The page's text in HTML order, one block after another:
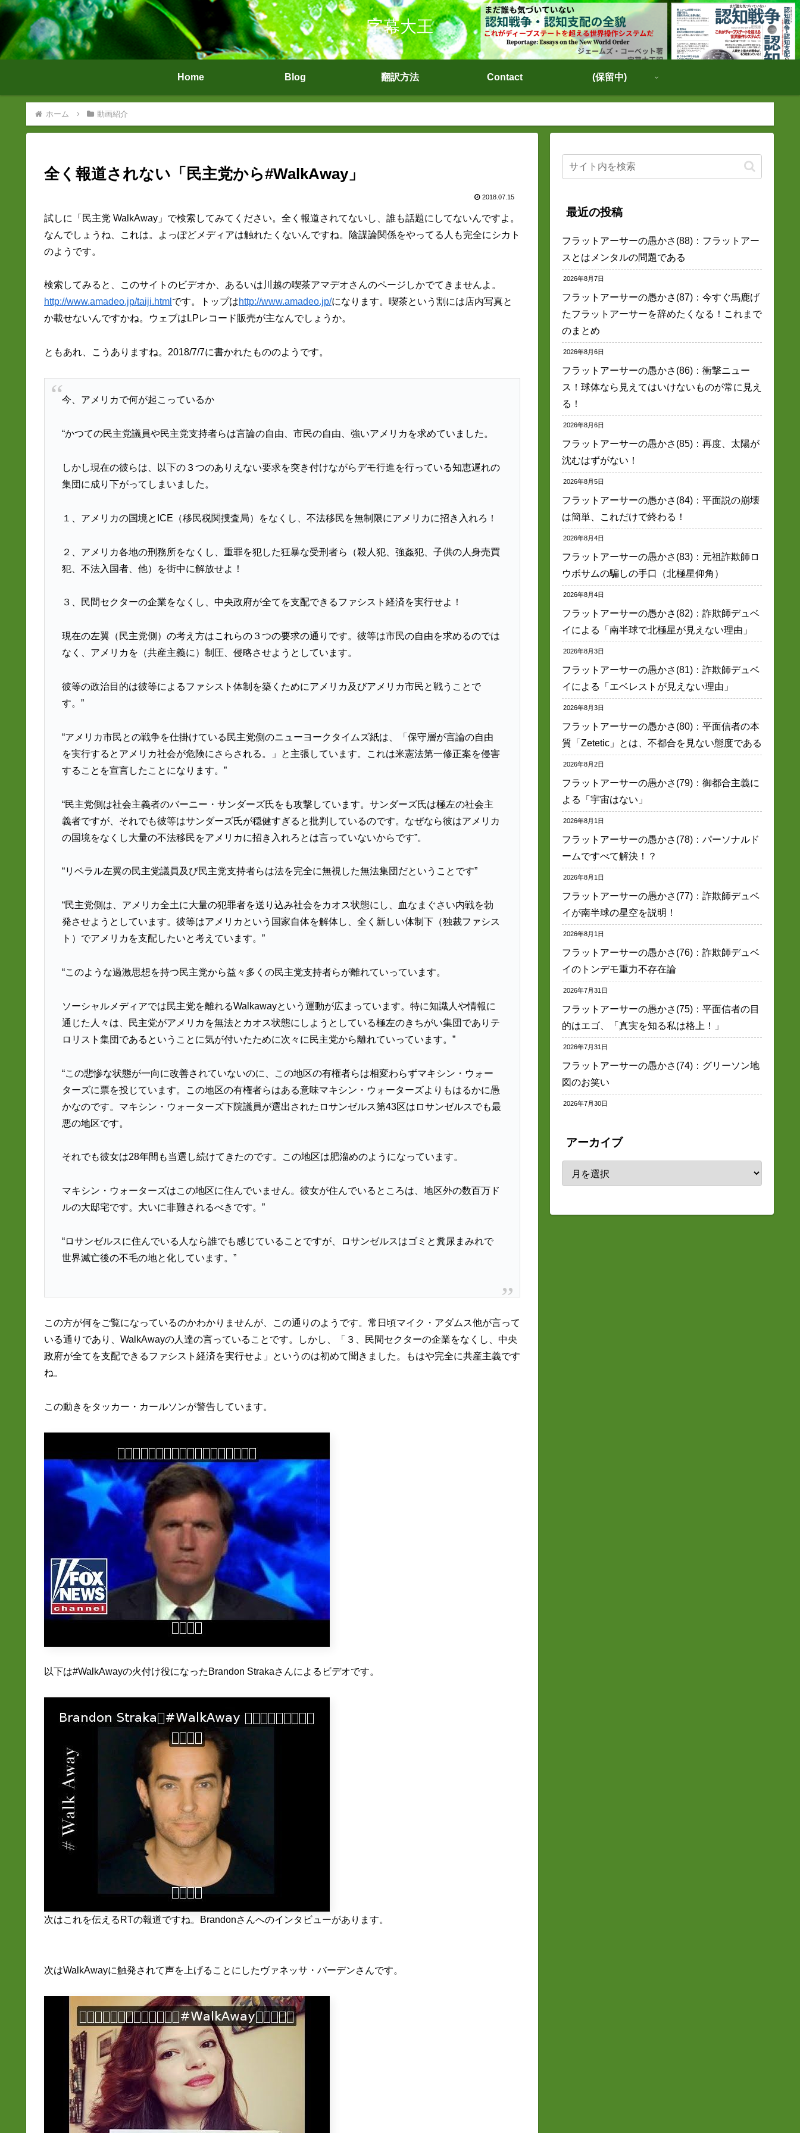
字幕大王
Home Blog 翻訳方法 Contact (保留中)
ホーム 動画紹介
全く報道されない「民主党から#WalkAway」
2018.07.15
試しに「民主党 WalkAway」で検索してみてください。全く報道されてないし、誰も話題にしてないんですよ。
なんでしょうね、これは。よっぽどメディアは触れたくないんですね。陰謀論関係をやってる人も完全にシカト
のようです。
検索してみると、このサイトのビデオか、あるいは川越の喫茶アマデオさんのページしかでてきませんよ。
http://www.amadeo.jp/taiji.html です。トップはhttp://www.amadeo.jp/になります。喫茶という割には店内写真と
か載せないんですかね。ウェブはLPレコード販売が主なんでしょうか。
ともあれ、こうありますね。2018/7/7に書かれたもののようです。
今、アメリカで何が起こっているか
“かつての民主党議員や民主党支持者らは言論の自由、市民の自由、強いアメリカを求めていました。
しかし現在の彼らは、以下の３つのありえない要求を突き付けながらデモ行進を行っている知恵遅れの
集団に成り下がってしまいました。
１、アメリカの国境とICE（移民税関捜査局）をなくし、不法移民を無制限にアメリカに招き入れろ！
２、アメリカ各地の刑務所をなくし、重罪を犯した狂暴な受刑者ら（殺人犯、強姦犯、子供の人身売買
犯、不法入国者、他）を街中に解放せよ！
３、民間セクターの企業をなくし、中央政府が全てを支配できるファシスト経済を実行せよ！
現在の左翼（民主党側）の考え方はこれらの３つの要求の通りです。彼等は市民の自由を求めるのでは
なく、アメリカを（共産主義に）制圧、侵略させようとしています。
彼等の政治目的は彼等によるファシスト体制を築くためにアメリカ及びアメリカ市民と戦うことで
す。”
“アメリカ市民との戦争を仕掛けている民主党側のニューヨークタイムズ紙は、「保守層が言論の自由
を実行するとアメリカ社会が危険にさらされる。」と主張しています。これは米憲法第一修正案を侵害
することを宣言したことになります。”
“民主党側は社会主義者のバーニー・サンダーズ氏をも攻撃しています。サンダーズ氏は極左の社会主
義者ですが、それでも彼等はサンダーズ氏が穏健すぎると批判しているのです。なぜなら彼はアメリカ
の国境をなくし大量の不法移民をアメリカに招き入れろとは言っていないからです”。
“リベラル左翼の民主党議員及び民主党支持者らは法を完全に無視した無法集団だということです”
“民主党側は、アメリカ全土に大量の犯罪者を送り込み社会をカオス状態にし、血なまぐさい内戦を勃
発させようとしています。彼等はアメリカという国家自体を解体し、全く新しい体制下（独裁ファシス
ト）でアメリカを支配したいと考えています。”
“このような過激思想を持つ民主党から益々多くの民主党支持者らが離れていっています。
ソーシャルメディアでは民主党を離れるWalkawayという運動が広まっています。特に知識人や情報に
通じた人々は、民主党がアメリカを無法とカオス状態にしようとしている極左のきちがい集団でありテ
ロリスト集団であるということに気が付いたために次々に民主党から離れていっています。”
“この悲惨な状態が一向に改善されていないのに、この地区の有権者らは相変わらずマキシン・ウォー
ターズに票を投じています。この地区の有権者らはある意味マキシン・ウォーターズよりもはるかに愚
かなのです。マキシン・ウォーターズ下院議員が選出されたロサンゼルス第43区はロサンゼルスでも最
悪の地区です。
それでも彼女は28年間も当選し続けてきたのです。この地区は肥溜めのようになっています。
マキシン・ウォーターズはこの地区に住んでいません。彼女が住んでいるところは、地区外の数百万ド
ルの大邸宅です。大いに非難されるべきです。”
“ロサンゼルスに住んでいる人なら誰でも感じていることですが、ロサンゼルスはゴミと糞尿まみれで
世界滅亡後の不毛の地と化しています。”
この方が何をご覧になっているのかわかりませんが、この通りのようです。常日頃マイク・アダムス他が言って
いる通りであり、WalkAwayの人達の言っていることです。しかし、「３、民間セクターの企業をなくし、中央
政府が全てを支配できるファシスト経済を実行せよ」というのは初めて聞きました。もはや完全に共産主義です
ね。
この動きをタッカー・カールソンが警告しています。
以下は#WalkAwayの火付け役になったBrandon Strakaさんによるビデオです。
次はこれを伝えるRTの報道ですね。Brandonさんへのインタビューがあります。
次はWalkAwayに触発されて声を上げることにしたヴァネッサ・バーデンさんです。
最近の投稿
フラットアーサーの愚かさ(88)：フラットアー
スとはメンタルの問題である
2026年8月7日
フラットアーサーの愚かさ(87)：今すぐ馬鹿げ
たフラットアーサーを辞めたくなる！これまで
のまとめ
2026年8月6日
フラットアーサーの愚かさ(86)：衝撃ニュー
ス！球体なら見えてはいけないものが常に見え
る！
2026年8月6日
フラットアーサーの愚かさ(85)：再度、太陽が
沈むはずがない！
2026年8月5日
フラットアーサーの愚かさ(84)：平面説の崩壊
は簡単、これだけで終わる！
2026年8月4日
フラットアーサーの愚かさ(83)：元祖詐欺師ロ
ウボサムの騙しの手口（北極星仰角）
2026年8月4日
フラットアーサーの愚かさ(82)：詐欺師デュベ
イによる「南半球で北極星が見えない理由」
2026年8月3日
フラットアーサーの愚かさ(81)：詐欺師デュベ
イによる「エベレストが見えない理由」
2026年8月3日
フラットアーサーの愚かさ(80)：平面信者の本
質「Zetetic」とは、不都合を見ない態度である
2026年8月2日
フラットアーサーの愚かさ(79)：御都合主義に
よる「宇宙はない」
2026年8月1日
フラットアーサーの愚かさ(78)：パーソナルド
ームですべて解決！？
2026年8月1日
フラットアーサーの愚かさ(77)：詐欺師デュベ
イが南半球の星空を説明！
2026年8月1日
フラットアーサーの愚かさ(76)：詐欺師デュベ
イのトンデモ重力不存在論
2026年7月31日
フラットアーサーの愚かさ(75)：平面信者の目
的はエゴ、「真実を知る私は格上！」
2026年7月31日
フラットアーサーの愚かさ(74)：グリーソン地
図のお笑い
2026年7月30日
アーカイブ